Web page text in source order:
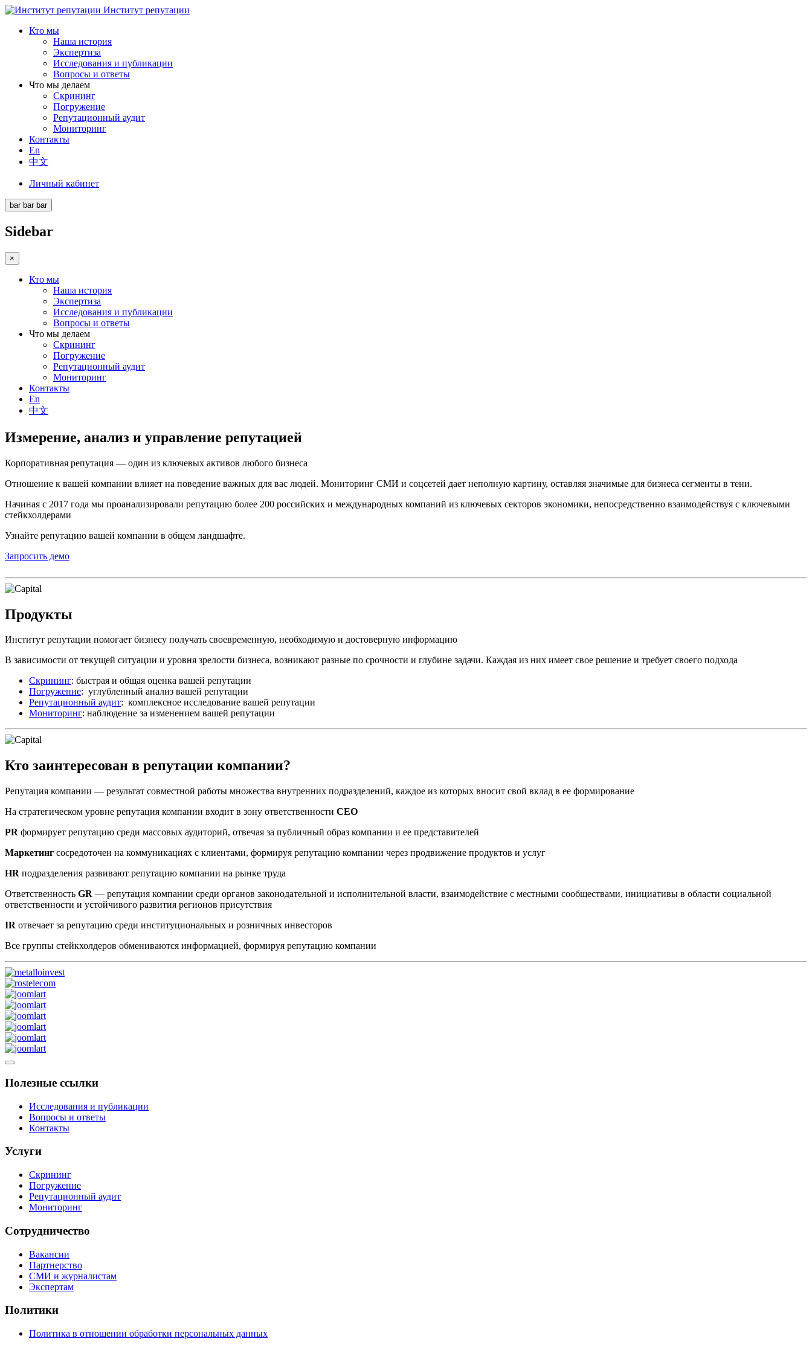
Институт репутации
Кто мы
Наша история
Экспертиза
Исследования и публикации
Вопросы и ответы
Что мы делаем
Скрининг
Погружение
Репутационный аудит
Мониторинг
Контакты
En
中文
Личный кабинет
bar bar bar
Sidebar
×
Кто мы
Наша история
Экспертиза
Исследования и публикации
Вопросы и ответы
Что мы делаем
Скрининг
Погружение
Репутационный аудит
Мониторинг
Контакты
En
中文
Измерение, анализ и управление репутацией
Корпоративная репутация — один из ключевых активов любого бизнеса
Отношение к вашей компании влияет на поведение важных для вас людей. Мониторинг СМИ и соцсетей дает неполную картину, оставляя значимые для бизнеса сегменты в тени.
Начиная с 2017 года мы проанализировали репутацию более 200 российских и международных компаний из ключевых секторов экономики, непосредственно взаимодействуя с ключевыми
стейкхолдерами
Узнайте репутацию вашей компании в общем ландшафте.
Запросить демо
Продукты
Институт репутации помогает бизнесу получать своевременную, необходимую и достоверную информацию
В зависимости от текущей ситуации и уровня зрелости бизнеса, возникают разные по срочности и глубине задачи. Каждая из них имеет свое решение и требует своего подхода
Скрининг: быстрая и общая оценка вашей репутации
Погружение: углубленный анализ вашей репутации
Репутационный аудит: комплексное исследование вашей репутации
Мониторинг: наблюдение за изменением вашей репутации
Кто заинтересован в репутации компании?
Репутация компании — результат совместной работы множества внутренних подразделений, каждое из которых вносит свой вклад в ее формирование
На стратегическом уровне репутация компании входит в зону ответственности CEO
PR формирует репутацию среди массовых аудиторий, отвечая за публичный образ компании и ее представителей
Маркетинг сосредоточен на коммуникациях с клиентами, формируя репутацию компании через продвижение продуктов и услуг
HR подразделения развивают репутацию компании на рынке труда
Ответственность GR — репутация компании среди органов законодательной и исполнительной власти, взаимодействие с местными сообществами, инициативы в области социальной
ответственности и устойчивого развития регионов присутствия
IR отвечает за репутацию среди институциональных и розничных инвесторов
Все группы стейкхолдеров обмениваются информацией, формируя репутацию компании
Полезные ссылки
Исследования и публикации
Вопросы и ответы
Контакты
Услуги
Скрининг
Погружение
Репутационный аудит
Мониторинг
Сотрудничество
Вакансии
Партнерство
СМИ и журналистам
Экспертам
Политики
Политика в отношении обработки персональных данных